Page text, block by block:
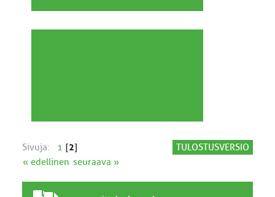
TULOSTUSVERSIO
Sivuja: 1 [2]
« edellinen seuraava »